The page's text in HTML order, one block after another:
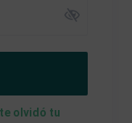
olvidó tu